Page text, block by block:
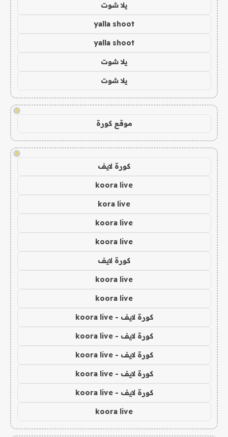
يلا شوت
yalla shoot
yalla shoot
يلا شوت
يلا شوت
!
موقع كورة
!
كورة لايف
koora live
kora live
koora live
koora live
كورة لايف
koora live
koora live
كورة لايف - koora live
كورة لايف - koora live
كورة لايف - koora live
كورة لايف - koora live
كورة لايف - koora live
koora live